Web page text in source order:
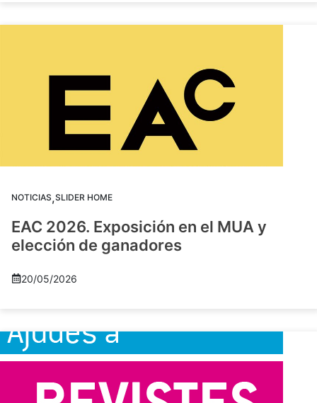
NOTICIAS,SLIDER HOME
EAC 2026. Exposición en el MUA y
elección de ganadores
20/05/2026